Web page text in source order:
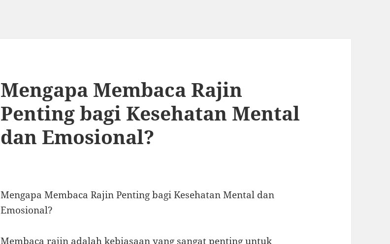
Mengapa Membaca Rajin
Penting bagi Kesehatan Mental
dan Emosional?
Mengapa Membaca Rajin Penting bagi Kesehatan Mental dan
Emosional?
Membaca rajin adalah kebiasaan yang sangat penting untuk